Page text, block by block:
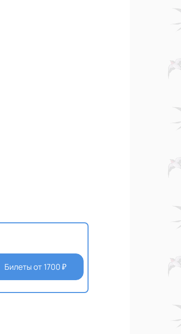
Билеты от 1700₽